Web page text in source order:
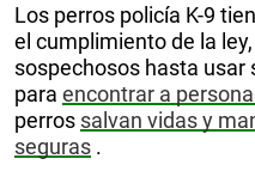
Los perros policía K-9
el cumplimiento de la
sospechosos hasta usar
para encontrar a
perros salvan vidas y
seguras .